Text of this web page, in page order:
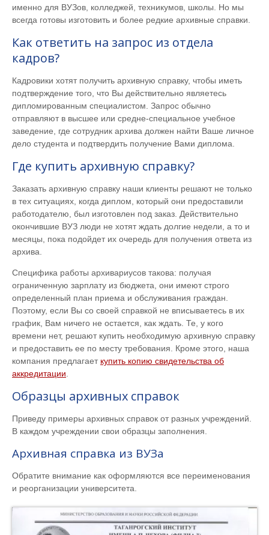
именно для ВУЗов, колледжей, техникумов, школы. Но мы
всегда готовы изготовить и более редкие архивные справки.
Как ответить на запрос из отдела
кадров?
Кадровики хотят получить архивную справку, чтобы иметь
подтверждение того, что Вы действительно являетесь
дипломированным специалистом. Запрос обычно
отправляют в высшее или средне-специальное учебное
заведение, где сотрудник архива должен найти Ваше личное
дело студента и подтвердить получение Вами диплома.
Где купить архивную справку?
Заказать архивную справку наши клиенты решают не только
в тех ситуациях, когда диплом, который они предоставили
работодателю, был изготовлен под заказ. Действительно
окончившие ВУЗ люди не хотят ждать долгие недели, а то и
месяцы, пока подойдет их очередь для получения ответа из
архива.
Специфика работы архивариусов такова: получая
ограниченную зарплату из бюджета, они имеют строго
определенный план приема и обслуживания граждан.
Поэтому, если Вы со своей справкой не вписываетесь в их
график, Вам ничего не остается, как ждать. Те, у кого
времени нет, решают купить необходимую архивную справку
и предоставить ее по месту требования. Кроме этого, наша
компания предлагает купить копию свидетельства об
аккредитации
Образцы архивных справок
Приведу примеры архивных справок от разных учреждений.
В каждом учреждении свои образцы заполнения.
Архивная справка из ВУЗа
Обратите внимание как оформляются все переименования
и реорганизации университета.